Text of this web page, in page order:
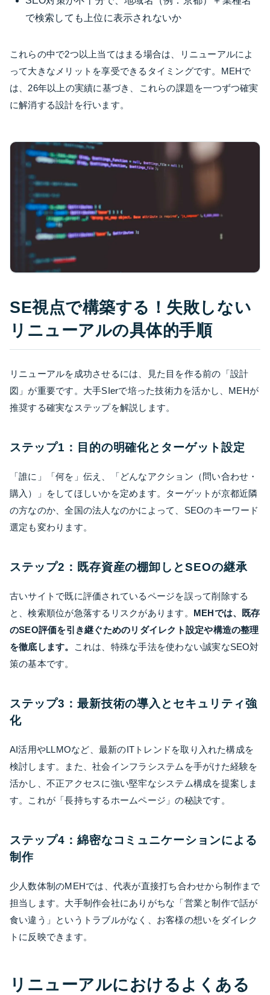
で検索しても上位に表示されないか
これらの中で2つ以上当てはまる場合は、リニューアルによ
って大きなメリットを享受できるタイミングです。MEHで
は、26年以上の実績に基づき、これらの課題を一つずつ確実
に解消する設計を行います。
SE視点で構築する！失敗しない
リニューアルの具体的手順
リニューアルを成功させるには、見た目を作る前の「設計
図」が重要です。大手SIerで培った技術力を活かし、MEHが
推奨する確実なステップを解説します。
ステップ1：目的の明確化とターゲット設定
「誰に」「何を」伝え、「どんなアクション（問い合わせ・
購入）」をしてほしいかを定めます。ターゲットが京都近隣
の方なのか、全国の法人なのかによって、SEOのキーワード
選定も変わります。
ステップ2：既存資産の棚卸しとSEOの継承
古いサイトで既に評価されているページを誤って削除する
と、検索順位が急落するリスクがあります。 MEHでは、既存
のSEO評価を引き継ぐためのリダイレクト設定や構造の整理
を徹底します。
これは、特殊な手法を使わない誠実なSEO対
策の基本です。
ステップ3：最新技術の導入とセキュリティ強
化
AI活用やLLMOなど、最新のITトレンドを取り入れた構成を
検討します。また、社会インフラシステムを手がけた経験を
活かし、不正アクセスに強い堅牢なシステム構成を提案しま
す。これが「長持ちするホームページ」の秘訣です。
ステップ4：綿密なコミュニケーションによる
制作
少人数体制のMEHでは、代表が直接打ち合わせから制作まで
担当します。大手制作会社にありがちな「営業と制作で話が
食い違う」というトラブルがなく、お客様の想いをダイレク
トに反映できます。
リニューアルにおけるよくある